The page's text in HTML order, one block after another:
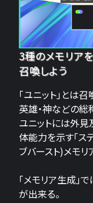
3種のメモリア
召喚しよう
「ユニット」とは
英雄・神などの総
ユニットには外見
体能力を示す「ス
ブバースト)メモリ
「メモリア生成」
が出来る。